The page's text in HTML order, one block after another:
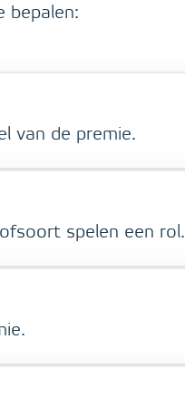
bepalen:
van de premie.
spelen een rol.